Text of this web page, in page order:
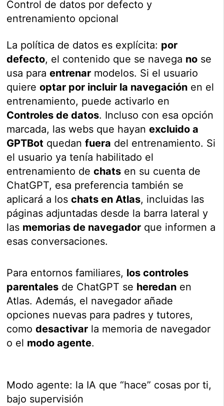
Control de datos por defecto y
entrenamiento opcional
La política de datos es explícita: por
defecto, el contenido que se navega no se
usa paraentrenar modelos. Si el usuario
quiereoptar por incluir la navegación en el
entrenamiento, puede activarlo en
Controles de datos. Incluso con esa opción
marcada, las webs que hayanexcluido a
GPTBot quedanfuera del entrenamiento. Si
el usuario ya tenía habilitado el
entrenamiento dechats en su cuenta de
ChatGPT, esa preferencia también se
aplicará a loschats en Atlas, incluidas las
páginas adjuntadas desde la barra lateral y
las memorias de navegador que informen a
esas conversaciones.
Para entornos familiares, los controles
parentales de ChatGPT se heredan en
Atlas. Además, el navegador añade
opciones nuevas para padres y tutores,
comodesactivar la memoria de navegador
o el modo agente.
Modo agente: la IA que “hace” cosas por ti,
bajo supervisión